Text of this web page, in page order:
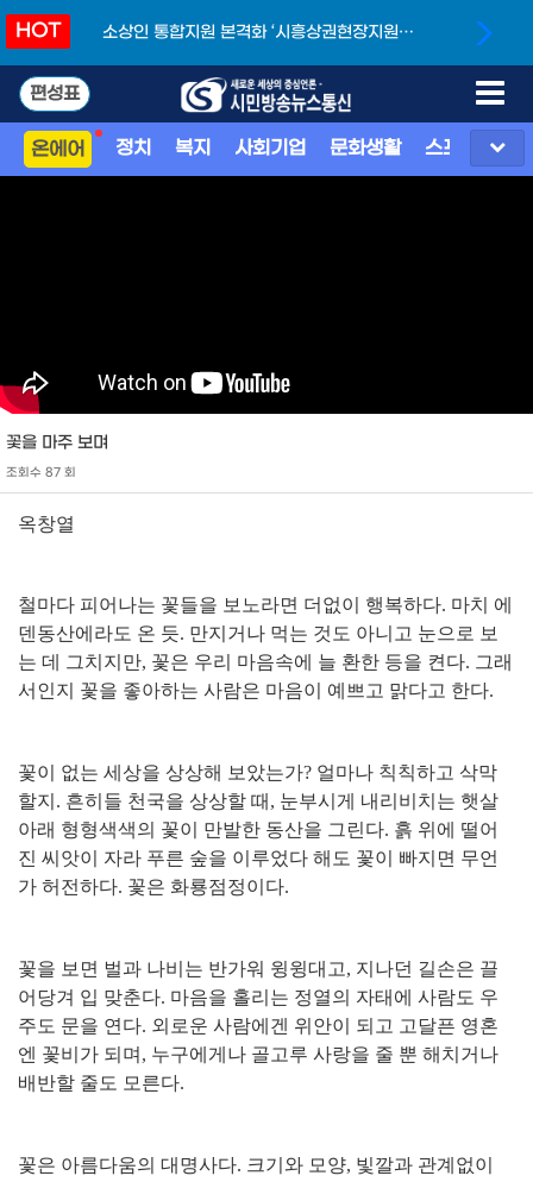
HOT
소상인 통합지원 본격화 ‘시흥상권현장지원단’
편성표
온에어 정치 복지 사회기업 문화생활 스포츠 지
꽃을 마주 보며
조회수 87 회
옥창열
철마다 피어나는 꽃들을 보노라면 더없이 행복하다. 마치 에
덴동산에라도 온 듯. 만지거나 먹는 것도 아니고 눈으로 보
는 데 그치지만, 꽃은 우리 마음속에 늘 환한 등을 켠다. 그래
서인지 꽃을 좋아하는 사람은 마음이 예쁘고 맑다고 한다.
꽃이 없는 세상을 상상해 보았는가? 얼마나 칙칙하고 삭막
할지 . 흔히들 천국을 상상할 때 , 눈부시게 내리비치는 햇살
아래 형형색색의 꽃이 만발한 동산을 그린다. 흙 위에 떨어
진 씨앗이 자라 푸른 숲을 이루었다 해도 꽃이 빠지면 무언
가 허전하다. 꽃은 화룡점정이다.
꽃을 보면 벌과 나비는 반가워 윙윙대고, 지나던 길손은 끌
어당겨 입 맞춘다. 마음을 홀리는 정열의 자태에 사람도 우
주도 문을 연다. 외로운 사람에겐 위안이 되고 고달픈 영혼
엔 꽃비가 되며 , 누구에게나 골고루 사랑을 줄 뿐 해치거나
배반할 줄도 모른다.
꽃은 아름다움의 대명사다. 크기와 모양, 빛깔과 관계없이